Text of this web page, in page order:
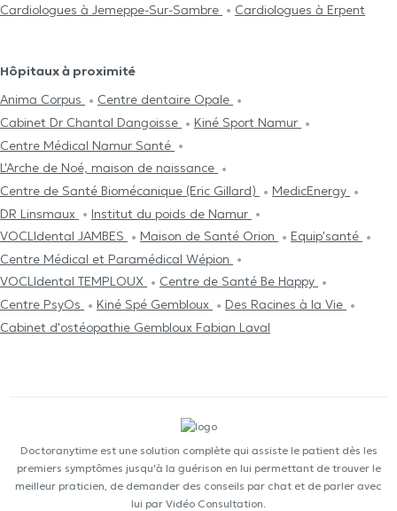
Cardiologues à Jemeppe-Sur-Sambre
Cardiologues à Erpent
Hôpitaux à proximité
Anima Corpus
Centre dentaire Opale
Cabinet Dr Chantal Dangoisse
Kiné Sport Namur
Centre Médical Namur Santé
L'Arche de Noé, maison de naissance
Centre de Santé Biomécanique (Eric Gillard)
MedicEnergy
DR Linsmaux
Institut du poids de Namur
VOCLIdental JAMBES
Maison de Santé Orion
Equip'santé
Centre Médical et Paramédical Wépion
VOCLIdental TEMPLOUX
Centre de Santé Be Happy
Centre PsyOs
Kiné Spé Gembloux
Des Racines à la Vie
Cabinet d'ostéopathie Gembloux Fabian Laval
Doctoranytime est une solution complète qui assiste le patient dès les
premiers symptômes jusqu'à la guérison en lui permettant de trouver le
meilleur praticien, de demander des conseils par chat et de parler avec
lui par Vidéo Consultation.